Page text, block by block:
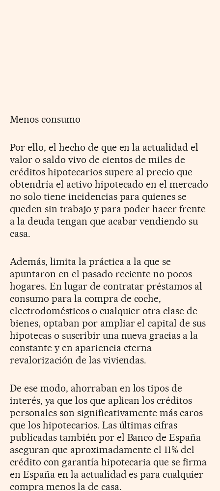
Menos consumo
Por ello, el hecho de que en la actualidad el
valor o saldo vivo de cientos de miles de
créditos hipotecarios supere al precio que
obtendría el activo hipotecado en el mercado
no solo tiene incidencias para quienes se
queden sin trabajo y para poder hacer frente
a la deuda tengan que acabar vendiendo su
casa.
Además, limita la práctica a la que se
apuntaron en el pasado reciente no pocos
hogares. En lugar de contratar préstamos al
consumo para la compra de coche,
electrodomésticos o cualquier otra clase de
bienes, optaban por ampliar el capital de sus
hipotecas o suscribir una nueva gracias a la
constante y en apariencia eterna
revalorización de las viviendas.
De ese modo, ahorraban en los tipos de
interés, ya que los que aplican los créditos
personales son significativamente más caros
que los hipotecarios. Las últimas cifras
publicadas también por el Banco de España
aseguran que aproximadamente el 11% del
crédito con garantía hipotecaria que se firma
en España en la actualidad es para cualquier
compra menos la de casa.